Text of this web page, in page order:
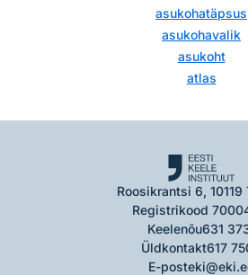
asukohatäpsus
asukohavalik
asukoht
atlas
Roosikrantsi 6, 10119
Registrikood
Keelenõu631
Üldkontakt617
E-post